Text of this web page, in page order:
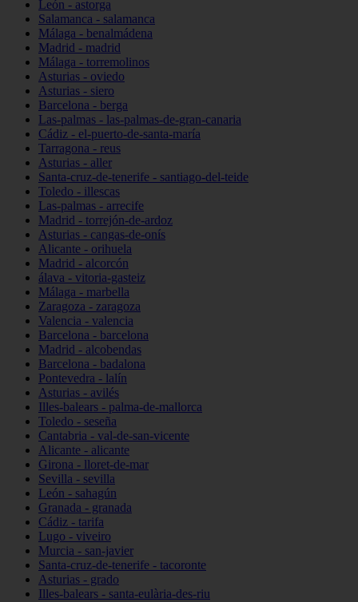
León - astorga
Salamanca - salamanca
Málaga - benalmádena
Madrid - madrid
Málaga - torremolinos
Asturias - oviedo
Asturias - siero
Barcelona - berga
Las-palmas - las-palmas-de-gran-canaria
Cádiz - el-puerto-de-santa-maría
Tarragona - reus
Asturias - aller
Santa-cruz-de-tenerife - santiago-del-teide
Toledo - illescas
Las-palmas - arrecife
Madrid - torrejón-de-ardoz
Asturias - cangas-de-onís
Alicante - orihuela
Madrid - alcorcón
álava - vitoria-gasteiz
Málaga - marbella
Zaragoza - zaragoza
Valencia - valencia
Barcelona - barcelona
Madrid - alcobendas
Barcelona - badalona
Pontevedra - lalín
Asturias - avilés
Illes-balears - palma-de-mallorca
Toledo - seseña
Cantabria - val-de-san-vicente
Alicante - alicante
Girona - lloret-de-mar
Sevilla - sevilla
León - sahagún
Granada - granada
Cádiz - tarifa
Lugo - viveiro
Murcia - san-javier
Santa-cruz-de-tenerife - tacoronte
Asturias - grado
Illes-balears - santa-eulària-des-riu